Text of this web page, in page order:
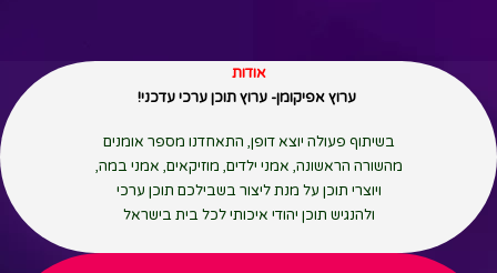
אודות
ערוץ אפיקומן- ערוץ תוכן ערכי עדכני!
בשיתוף פעולה יוצא דופן, התאחדנו מספר אומנים
מהשורה הראשונה, אמני ילדים, מוזיקאים, אמני במה,
ויוצרי תוכן על מנת ליצור בשבילכם תוכן ערכי
ולהנגיש תוכן יהודי איכותי לכל בית בישראל